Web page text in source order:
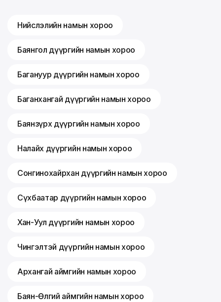
Нийслэлийн намын хороо
Баянгол дүүргийн намын хороо
Багануур дүүргийн намын хороо
Баганхангай дүүргийн намын хороо
Баянзүрх дүүргийн намын хороо
Налайх дүүргийн намын хороо
Сонгинохайрхан дүүргийн намын хороо
Сүхбаатар дүүргийн намын хороо
Хан-Уул дүүргийн намын хороо
Чингэлтэй дүүргийн намын хороо
Архангай аймгийн намын хороо
Баян-Өлгий аймгийн намын хороо